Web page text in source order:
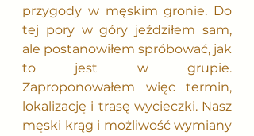
przygody w męskim gronie. Do
tej pory w góry jeździłem sam,
ale postanowiłem spróbować, jak
to jest w grupie.
Zaproponowałem więc termin,
lokalizację i trasę wycieczki. Nasz
męski krąg i możliwość wymiany